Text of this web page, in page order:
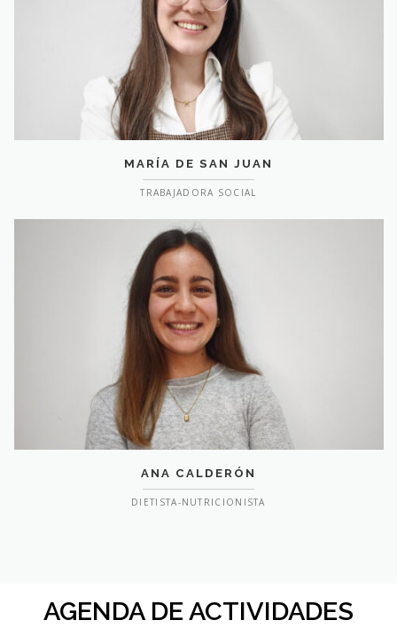
MARÍA DE SAN JUAN
TRABAJADORA SOCIAL
ANA CALDERÓN
DIETISTA-NUTRICIONISTA
AGENDA DE ACTIVIDADES